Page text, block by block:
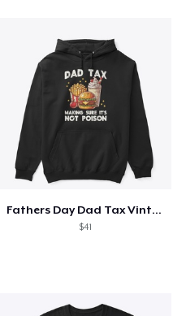
Fathers Day Dad Tax Vintage Papa T-Shirt
$41